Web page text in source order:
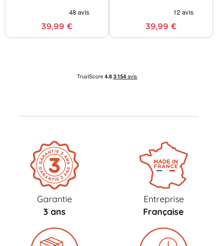
39,99 € 39,99 €
Garantie
3 ans
Entreprise
Française